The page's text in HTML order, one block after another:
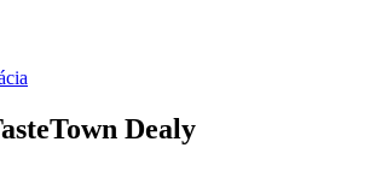
Dealy